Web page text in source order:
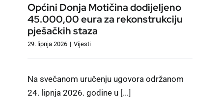
Općini Donja Motičina dodijeljeno
45.000,00 eura za rekonstrukciju
pješačkih staza
29. lipnja 2026 | Vijesti
Na svečanom uručenju ugovora održanom
24. lipnja 2026. godine u [...]